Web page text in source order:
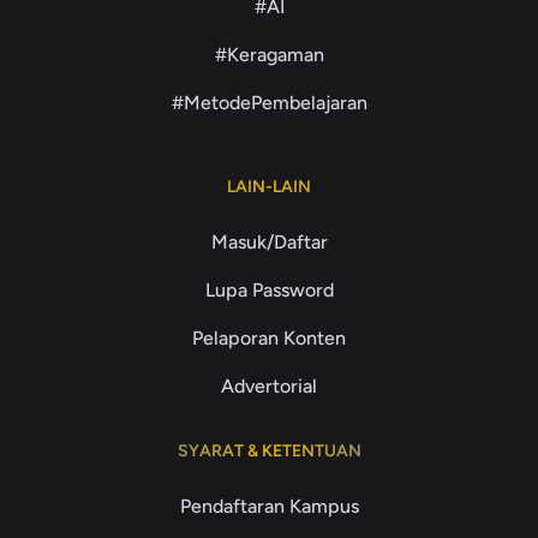
#AI
#Keragaman
#MetodePembelajaran
LAIN-LAIN
Masuk/Daftar
Lupa Password
Pelaporan Konten
Advertorial
SYARAT & KETENTUAN
Pendaftaran Kampus